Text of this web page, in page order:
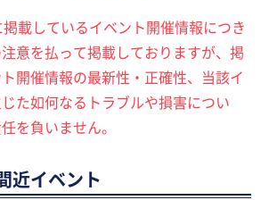
載しているイベント開催情報につき
意を払って掲載しておりますが、掲
開催情報の最新性・正確性、当該イ
た如何なるトラブルや損害につい
を負いません。
近イベント